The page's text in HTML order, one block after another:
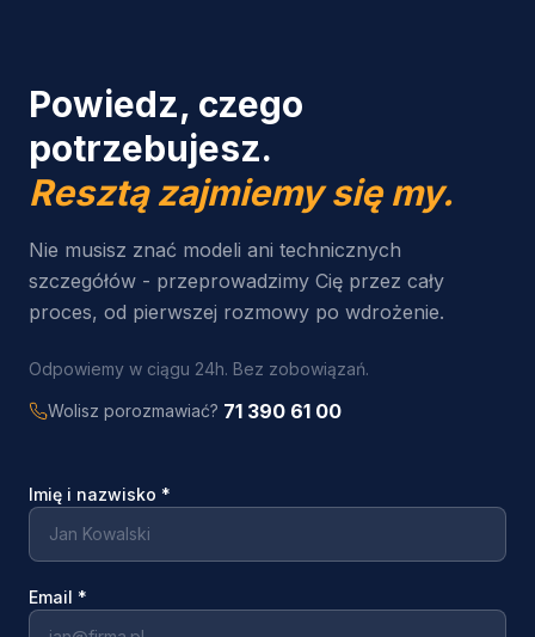
Powiedz, czego
potrzebujesz.
Resztą zajmiemy się my.
Nie musisz znać modeli ani technicznych
szczegółów - przeprowadzimy Cię przez cały
proces, od pierwszej rozmowy po wdrożenie.
Odpowiemy w ciągu 24h. Bez zobowiązań.
Wolisz porozmawiać? 71 390 61 00
Imię i nazwisko *
Email *